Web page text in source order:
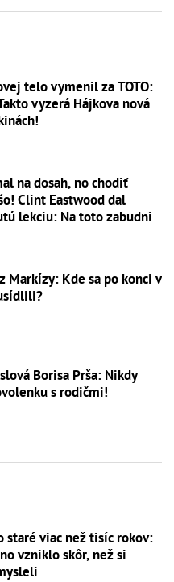
telo vymenil za TOTO:
vyzerá Hájkova nová
na dosah, no chodiť
Clint Eastwood dal
lekciu: Na toto zabudni
Markízy: Kde sa po konci v
Borisa Prša: Nikdy
s rodičmi!
staré viac než tisíc rokov:
vzniklo skôr, než si